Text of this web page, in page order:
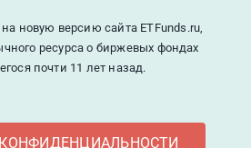
новую версию сайта ETFunds.ru,
ресурса о биржевых фондах
почти 11 лет назад.